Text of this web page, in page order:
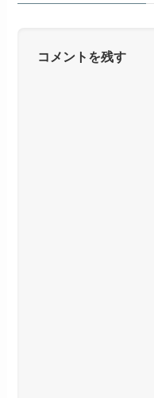
コメントを残す